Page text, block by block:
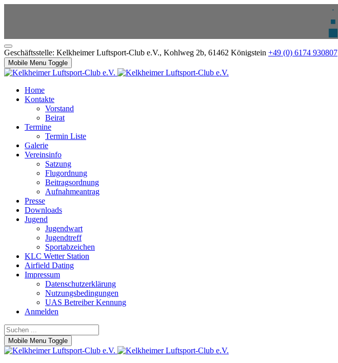
Geschäftsstelle: Kelkheimer Luftsport-Club e.V., Kohlweg 2b, 61462 Königstein +49 (0) 6174 930807
Mobile Menu Toggle
Home
Kontakte
Vorstand
Beirat
Termine
Termin Liste
Galerie
Vereinsinfo
Satzung
Flugordnung
Beitragsordnung
Aufnahmeantrag
Presse
Downloads
Jugend
Jugendwart
Jugendtreff
Sportabzeichen
KLC Wetter Station
Airfield Dating
Impressum
Datenschutzerklärung
Nutzungsbedingungen
UAS Betreiber Kennung
Anmelden
Mobile Menu Toggle